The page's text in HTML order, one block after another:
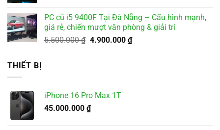
2.500.000 ₫.
tại
là:
2.000.000 ₫.
PC cũ i5 9400F Tại Đà Nẵng – Cấu hình mạnh,
giá rẻ, chiến mượt văn phòng & giải trí
5.500.000₫ Giá
4.900.000 ₫Giá
THIẾT BỊ
iPhone 16 Pro Max 1T
45.000.000 ₫